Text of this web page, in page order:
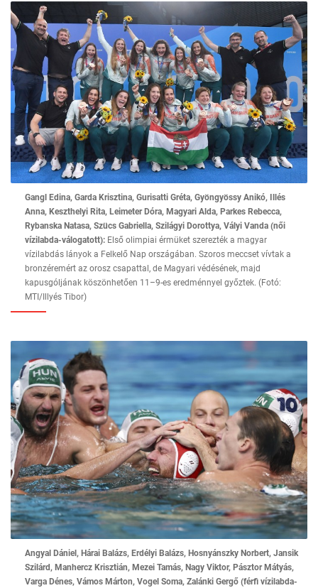
Gangl Edina, Garda Krisztina, Gurisatti Gréta, Gyöngyössy Anikó, Illés
Anna, Keszthelyi Rita, Leimeter Dóra, Magyari Alda, Parkes Rebecca,
Rybanska Natasa, Szücs Gabriella, Szilágyi Dorottya, Vályi Vanda (női
vízilabda-válogatott): Első olimpiai érmüket szerezték a magyar
vízilabdás lányok a Felkelő Nap országában. Szoros meccset vívtak a
bronzéremért az orosz csapattal, de Magyari védésének, majd
kapusgóljának köszönhetően 11–9-es eredménnyel győztek. (Fotó:
MTI/Illyés Tibor)
Angyal Dániel, Hárai Balázs, Erdélyi Balázs, Hosnyánszky Norbert, Jansik
Szilárd, Manhercz Krisztián, Mezei Tamás, Nagy Viktor, Pásztor Mátyás,
Varga Dénes, Vámos Márton, Vogel Soma, Zalánki Gergő (férfi vízilabda-